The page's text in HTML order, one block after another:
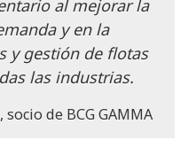
al mejorar la
y en la
y gestión de flotas
las industrias.
de BCG GAMMA